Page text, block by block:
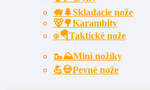
🐗🌲Skladacie nože
🐻🌳Karambity
⍟🪂Taktické nože
🥾⛰️Mini nožíky
💪💀Pevné nože